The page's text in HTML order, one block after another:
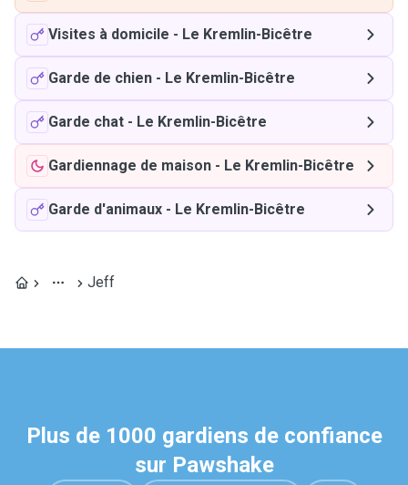
Visites à domicile - Le Kremlin-Bicêtre
Garde de chien - Le Kremlin-Bicêtre
Garde chat - Le Kremlin-Bicêtre
Gardiennage de maison - Le Kremlin-Bicêtre
Garde d'animaux - Le Kremlin-Bicêtre
Jeff
Plus de 1000 gardiens de confiance
sur Pawshake